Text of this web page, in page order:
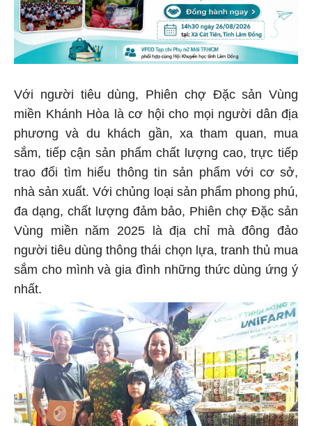
Với người tiêu dùng, Phiên chợ Đặc sản Vùng
miền Khánh Hòa là cơ hội cho mọi người dân địa
phương và du khách gần, xa tham quan, mua
sắm, tiếp cận sản phẩm chất lượng cao, trực tiếp
trao đổi tìm hiểu thông tin sản phẩm với cơ sở,
nhà sản xuất. Với chủng loại sản phẩm phong phú,
đa dạng, chất lượng đảm bảo, Phiên chợ Đặc sản
Vùng miền năm 2025 là địa chỉ mà đông đảo
người tiêu dùng thông thái chọn lựa, tranh thủ mua
sắm cho mình và gia đình những thức dùng ứng ý
nhất.